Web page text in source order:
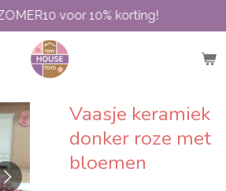
voor 10% korting!
Vaasje keramiek
donker roze met
bloemen